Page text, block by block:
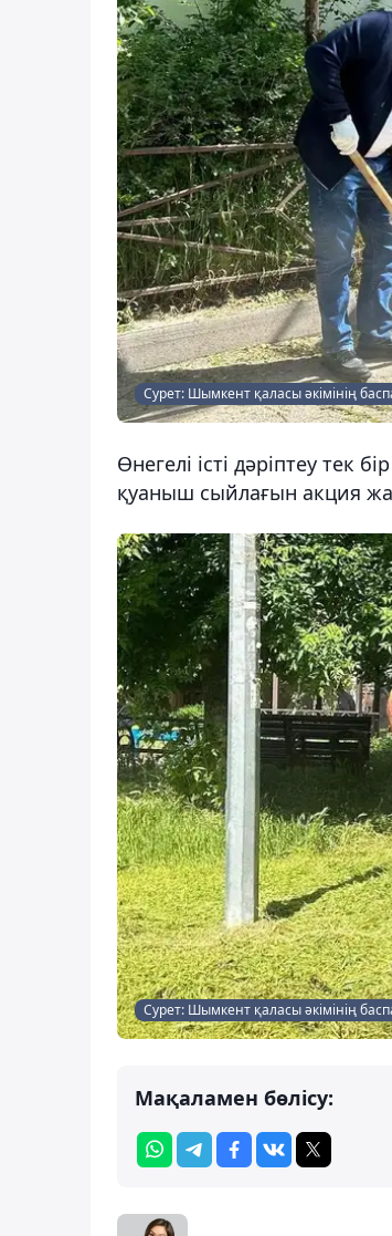
Сурет: Шымкент қаласы әкімінің
Өнегелі істі дәріптеу тек
қуаныш сыйлағын акция
Сурет: Шымкент қаласы әкімінің
Мақаламен бөлісу: